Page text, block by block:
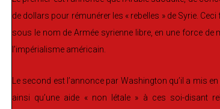
de dollars pour rémunérer les « rebelles » de Syrie.
sous le nom de Armée syrienne libre, en une force
l’impérialisme américain.
Le second est l’annonce par Washington qu’il a mis
ainsi qu’une aide « non létale » à ces soi-disant